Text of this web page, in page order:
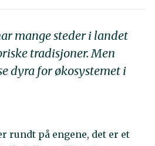
mange steder i landet
tradisjoner. Men
dyra for økosystemet i
rundt på engene, det er et